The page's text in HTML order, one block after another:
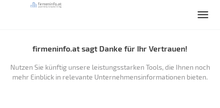
firmeninfo.at sagt Danke für Ihr Vertrauen!
Nutzen Sie künftig unsere leistungsstarken Tools, die Ihnen noch
mehr Einblick in relevante Unternehmensinformationen bieten.